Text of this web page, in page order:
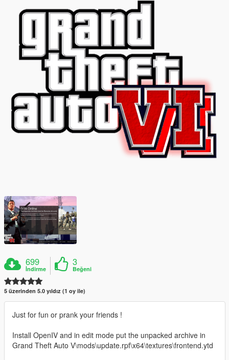
699
İndirme
3
Beğeni
5 üzerinden 5.0 yıldız (1 oy ile)
Just for fun or prank your friends !
Install OpenIV and in edit mode put the unpacked archive in
Grand Theft Auto V\mods\update.rpf\x64\textures\frontend.ytd